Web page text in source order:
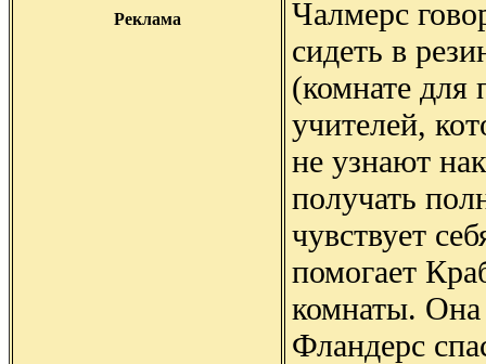
Реклама
Чалмерс
сидеть в
(комнате для
учителей,
не узнают
получать
чувствует
помогает
комнаты. Она
Фландерс